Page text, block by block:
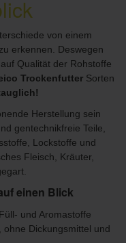
von einem
erkennen. Deswegen
Qualität der Rohstoffe
Trockenfutter Sorten
Herstellung sein
gentechnikfreie Teile,
Lockstoffe und
Fleisch, Kräuter,
einen Blick
und Aromastoffe
Dickungsmittel und